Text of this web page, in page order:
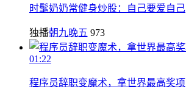
时髦奶奶常健身炒股：自己要爱自己
独播朝九晚五 973
01:22
程序员辞职变魔术，拿世界最高奖项